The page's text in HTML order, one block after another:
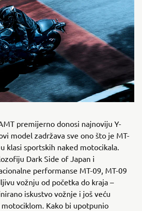
premijerno donosi najnoviju Y-
model zadržava sve ono što je MT-
klasi sportskih naked motocikala.
Dark Side of Japan i
performanse MT-09, MT-09
vožnju od početka do kraja –
iskustvo vožnje i još veću
motociklom. Kako bi upotpunio